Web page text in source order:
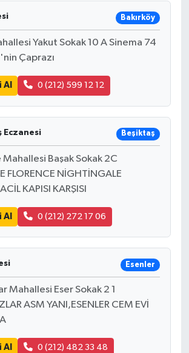
Bakırköy
Yakut Sokak 10 A Sinema 74
Çaprazı
Al 0 (212) 599 12 12
Eczanesi Beşiktaş
Başak Sokak 2C
FLORENCE NİGHTİNGALE
KAPISI KARŞISI
Al 0 (212) 272 17 06
Esenler
Mahallesi Eser Sokak 2 1
ASM YANI,ESENLER CEM EVİ
Al 0 (212) 482 33 48